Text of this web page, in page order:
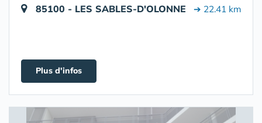
85100 - LES SABLES-D'OLONNE ➔ 22.41 km
Plus d'infos